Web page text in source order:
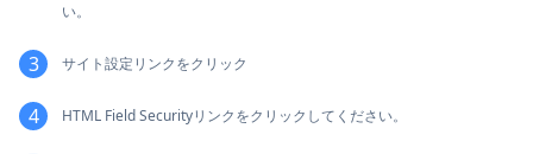
い。
サイト設定リンクをクリック
HTML Field Securityリンクをクリックしてください。